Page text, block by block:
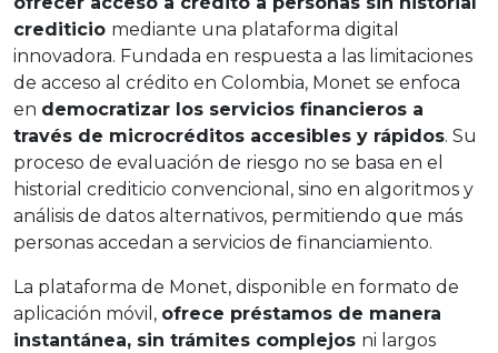
crediticio mediante una plataforma digital
innovadora. Fundada en respuesta a las limitaciones
de acceso al crédito en Colombia, Monet se enfoca
en democratizar los servicios financieros a
través de microcréditos accesibles y rápidos. Su
proceso de evaluación de riesgo no se basa en el
historial crediticio convencional, sino en algoritmos y
análisis de datos alternativos, permitiendo que más
personas accedan a servicios de financiamiento.
La plataforma de Monet, disponible en formato de
aplicación móvil, ofrece préstamos de manera
instantánea, sin trámites complejos ni largos